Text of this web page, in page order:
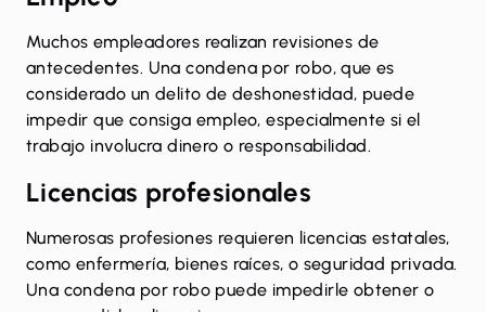
Muchos empleadores realizan revisiones de
antecedentes. Una condena por robo, que es
considerado un delito de deshonestidad, puede
impedir que consiga empleo, especialmente si el
trabajo involucra dinero o responsabilidad.
Licencias profesionales
Numerosas profesiones requieren licencias estatales,
como enfermería, bienes raíces, o seguridad privada.
Una condena por robo puede impedirle obtener o